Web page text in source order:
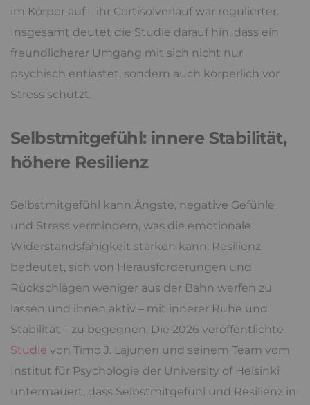
im Körper auf – ihr Cortisolverlauf war regulierter.
Insgesamt deutet die Studie darauf hin, dass ein
freundlicherer Umgang mit sich nicht nur
psychisch entlastet, sondern auch körperlich vor
Stress schützt.
Selbstmitgefühl: innere Stabilität,
höhere Resilienz
Selbstmitgefühl kann Ängste, negative Gefühle
und Stress vermindern, was die emotionale
Widerstandsfähigkeit stärken kann. Resilienz
bedeutet, sich von Herausforderungen und
Rückschlägen weniger aus der Bahn werfen zu
lassen und ihnen aktiv – mit innerer Ruhe und
Stabilität – zu begegnen. Die 2026 veröffentlichte
Studie von Timo J. Lajunen und seinem Team vom
Institut für Psychologie der University of Helsinki
untermauert, dass Selbstmitgefühl und Resilienz in